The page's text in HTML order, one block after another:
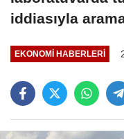
iddiasıyla
EKONOMI HABERLERI